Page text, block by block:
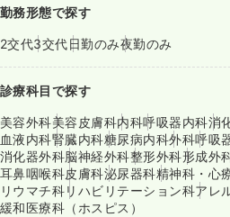
勤務形態で探す
2交代3交代日勤のみ夜勤のみ
診療科目で探す
美容外科美容皮膚科内科呼吸器内科消
血液内科腎臓内科糖尿病内科外科呼吸
消化器外科脳神経外科整形外科形成外
耳鼻咽喉科皮膚科泌尿器科精神科・心
リウマチ科リハビリテーション科アレ
緩和医療科（ホスピス）